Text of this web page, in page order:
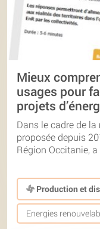
Mieux
usages pour
projets
Dans le cadre de
proposée depuis
Région Occitanie,
Production et
Energies